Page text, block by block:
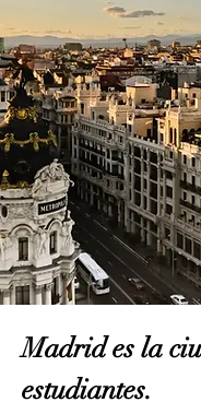
Madrid es la
estudiantes.